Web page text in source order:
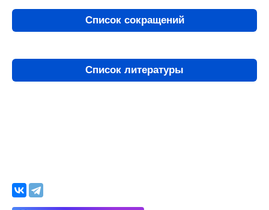
Список сокращений
Список литературы